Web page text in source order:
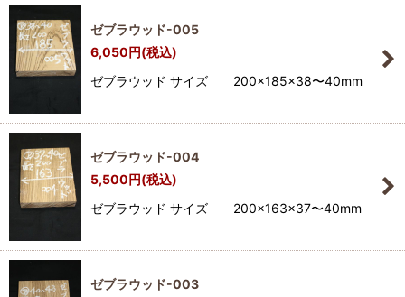
ゼブラウッド-005
6,050円(税込)
ゼブラウッド サイズ 200×185×38〜40mm
ゼブラウッド-004
5,500円(税込)
ゼブラウッド サイズ 200×163×37〜40mm
ゼブラウッド-003